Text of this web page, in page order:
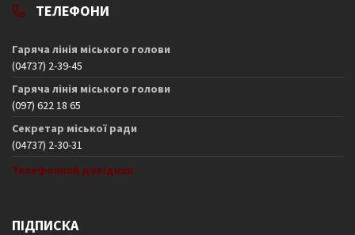
ТЕЛЕФОНИ
Гаряча лінія міського голови
(04737) 2-39-45
Гаряча лінія міського голови
(097) 622 18 65
Секретар міської ради
(04737) 2-30-31
Телефонний довідник
ПІДПИСКА